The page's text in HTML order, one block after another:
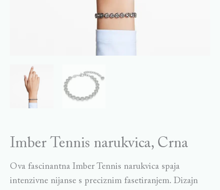
Imber Tennis narukvica, Crna
Ova fascinantna Imber Tennis narukvica spaja
intenzivne nijanse s preciznim fasetiranjem. Dizajn